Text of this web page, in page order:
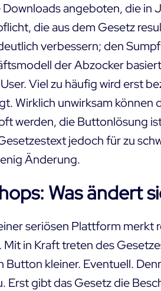
angeboten, die in
die aus dem Gesetz
verbessern; den
der Abzocker
Viel zu häufig wird erst
Wirklich unwirksam können
werden, die Buttonlösung
jedoch für zu
Änderung.
Was ändert
seriösen Plattform merkt
in Kraft treten des
kleiner. Eventuell.
Erst gibt das Gesetz die